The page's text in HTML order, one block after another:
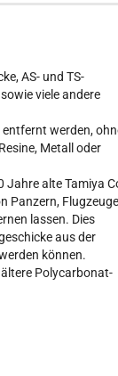
AS- und TS-
viele andere
entfernt werden,
Metall oder
Jahre alte Tamiya
Panzern,
lassen. Dies
aus der
können.
Polycarbonat-